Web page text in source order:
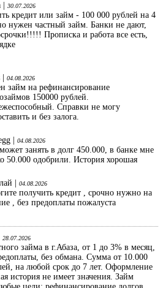
30.07.2026
кредит или займ - 100 000 рублей на 4
нужен частный займ. Банки не дают,
Прописка и работа все есть,
04.08.2026
займ на рефинансирование
150000 рублей.
Справки не могу
и без залога.
| 04.08.2026
занять в долг 450.000, в банке мне
50.000 одобрили. История хорошая
| 04.08.2026
получить кредит , срочно нужно на
, без предоплаты пожалуста
28.07.2026
займа в г.Абаза, от 1 до 3% в месяц,
без обмана. Сумма от 10.000
на любой срок до 7 лет. Оформление
история не имеет значения. Займ